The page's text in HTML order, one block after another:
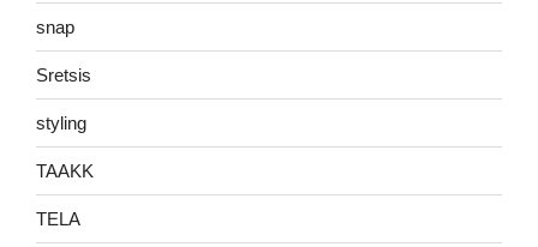
snap
Sretsis
styling
TAAKK
TELA